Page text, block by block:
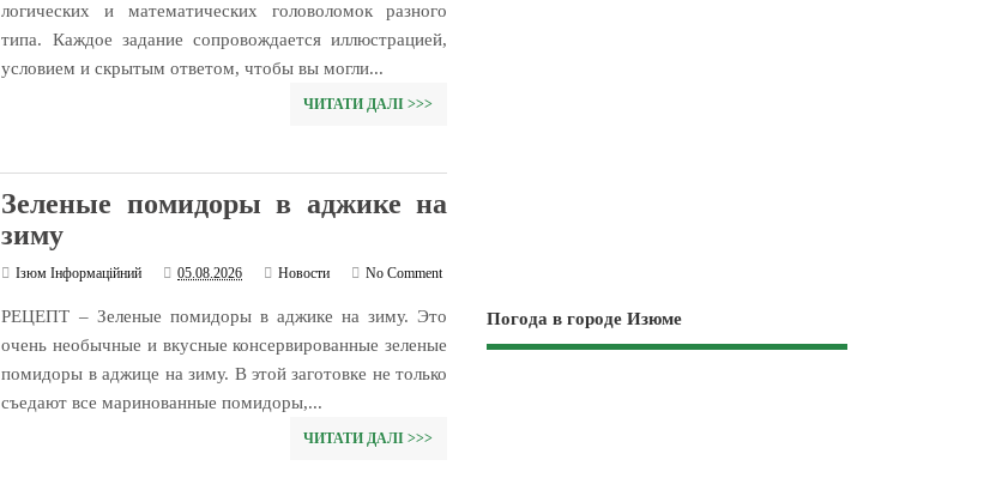
логических и математических головоломок разного
типа. Каждое задание сопровождается иллюстрацией,
условием и скрытым ответом, чтобы вы могли...
ЧИТАТИ ДАЛІ >>>
Зеленые помидоры в аджике на
зиму
Ізюм Інформаційний 05.08.2026 Новости No Comment
РЕЦЕПТ – Зеленые помидоры в аджике на зиму. Это
очень необычные и вкусные консервированные зеленые
помидоры в аджице на зиму. В этой заготовке не только
съедают все маринованные помидоры,...
ЧИТАТИ ДАЛІ >>>
Погода в городе Изюме